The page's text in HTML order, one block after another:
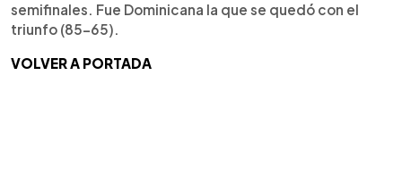
semifinales. Fue Dominicana la que se quedó con el
triunfo (85-65).
VOLVER A PORTADA